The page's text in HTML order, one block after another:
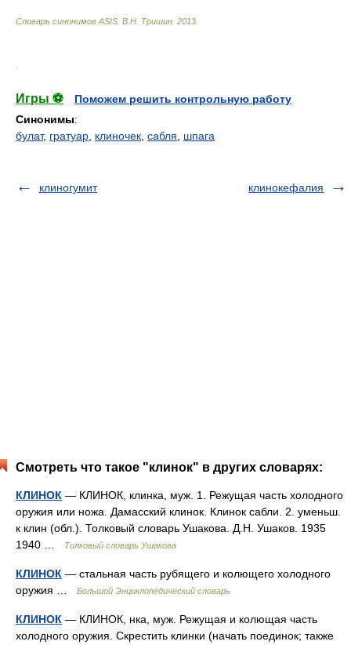
Словарь синонимов ASIS. В.Н. Тришин 2013
Игры ⚽
Поможем решить контрольную работу
Синонимы:
булат, гратуар клиночек сабля шпага
клиногумит клинокефалия
Смотреть что такое "клинок" в других словарях:
КЛИНОК — КЛИНОК, клинка, муж. 1. Режущая часть холодного
оружия или ножа. Дамасский клинок. Клинок сабли. 2. уменьш.
к клин (обл.). Толковый словарь Ушакова. Д.Н. Ушаков. 1935
1940 …
Толковый словарь Ушакова
КЛИНОК — стальная часть рубящего и колющего холодного
оружия …
Большой Энциклопедический словарь
КЛИНОК — КЛИНОК, нка, муж. Режущая и колющая часть
холодного оружия. Скрестить клинки (начать поединок; также